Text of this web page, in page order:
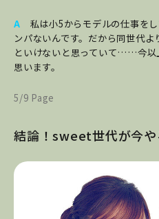
A 私は小5からモデルの仕事を
ンパないんです。だから同世代
といけないと思っていて……今以
思います。
5/9 Page
結論！sweet世代が今や